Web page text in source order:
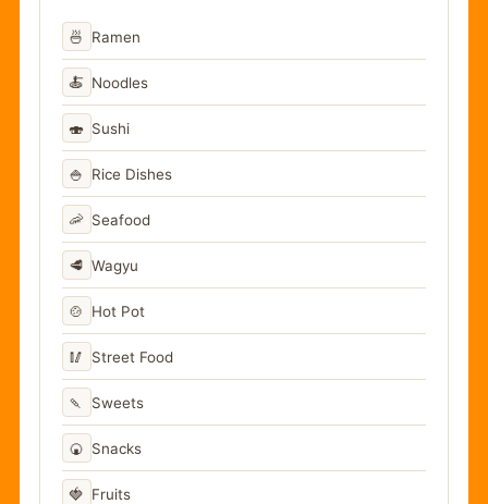
🍜 Ramen
🍝 Noodles
🍣 Sushi
🍚 Rice Dishes
🦐 Seafood
🥩 Wagyu
🍲 Hot Pot
🥢 Street Food
🍡 Sweets
🍘 Snacks
🍓 Fruits